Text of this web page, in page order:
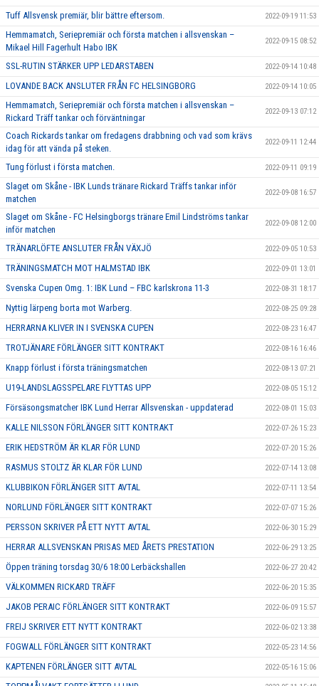
Tuff Allsvensk premiär, blir bättre eftersom. 2022-09-19 11:53
Hemmamatch, Seriepremiär och första matchen i allsvenskan –
Mikael Hill Fagerhult Habo IBK
2022-09-15 08:52
SSL-RUTIN STÄRKER UPP LEDARSTABEN 2022-09-14 10:48
LOVANDE BACK ANSLUTER FRÅN FC HELSINGBORG 2022-09-14 10:05
Hemmamatch, Seriepremiär och första matchen i allsvenskan –
Rickard Träff tankar och förväntningar
2022-09-13 07:12
Coach Rickards tankar om fredagens drabbning och vad som krävs
idag för att vända på steken.
2022-09-11 12:44
Tung förlust i första matchen. 2022-09-11 09:19
Slaget om Skåne - IBK Lunds tränare Rickard Träffs tankar inför
matchen
2022-09-08 16:57
Slaget om Skåne - FC Helsingborgs tränare Emil Lindströms tankar
inför matchen
2022-09-08 12:00
TRÄNARLÖFTE ANSLUTER FRÅN VÄXJÖ 2022-09-05 10:53
TRÄNINGSMATCH MOT HALMSTAD IBK 2022-09-01 13:01
Svenska Cupen Omg. 1: IBK Lund – FBC karlskrona 11-3 2022-08-31 18:17
Nyttig lärpeng borta mot Warberg. 2022-08-25 09:28
HERRARNA KLIVER IN I SVENSKA CUPEN 2022-08-23 16:47
TROTJÄNARE FÖRLÄNGER SITT KONTRAKT 2022-08-16 16:46
Knapp förlust i första träningsmatchen 2022-08-13 07:21
U19-LANDSLAGSSPELARE FLYTTAS UPP 2022-08-05 15:12
Försäsongsmatcher IBK Lund Herrar Allsvenskan - uppdaterad 2022-08-01 15:03
KALLE NILSSON FÖRLÄNGER SITT KONTRAKT 2022-07-26 15:23
ERIK HEDSTRÖM ÄR KLAR FÖR LUND 2022-07-20 15:26
RASMUS STOLTZ ÄR KLAR FÖR LUND 2022-07-14 13:08
KLUBBIKON FÖRLÄNGER SITT AVTAL 2022-07-11 13:54
NORLUND FÖRLÄNGER SITT KONTRAKT 2022-07-07 15:26
PERSSON SKRIVER PÅ ETT NYTT AVTAL 2022-06-30 15:29
HERRAR ALLSVENSKAN PRISAS MED ÅRETS PRESTATION 2022-06-29 13:25
Öppen träning torsdag 30/6 18:00 Lerbäckshallen 2022-06-27 20:42
VÄLKOMMEN RICKARD TRÄFF 2022-06-20 15:35
JAKOB PERAIC FÖRLÄNGER SITT KONTRAKT 2022-06-09 15:57
FREIJ SKRIVER ETT NYTT KONTRAKT 2022-06-02 13:38
FOGWALL FÖRLÄNGER SITT KONTRAKT 2022-05-23 14:56
KAPTENEN FÖRLÄNGER SITT AVTAL 2022-05-16 15:06